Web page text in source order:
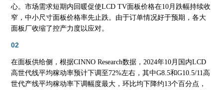
心。市场需求短期内回暖促使LCD TV面板价格在10月跌幅持续收
窄，中小尺寸面板价格率先止跌。由于订单情况好于预期，各大
面板厂收缩了控产力度以应对。
02
在面板供给侧，根据CINNO Research数据，2024年10月国内LCD
高世代线平均稼动率预计下调至72%左右，其中G8.5和G10.5/11高
世代产线平均稼动率下调幅度最大，环比均下降约13个百分点，